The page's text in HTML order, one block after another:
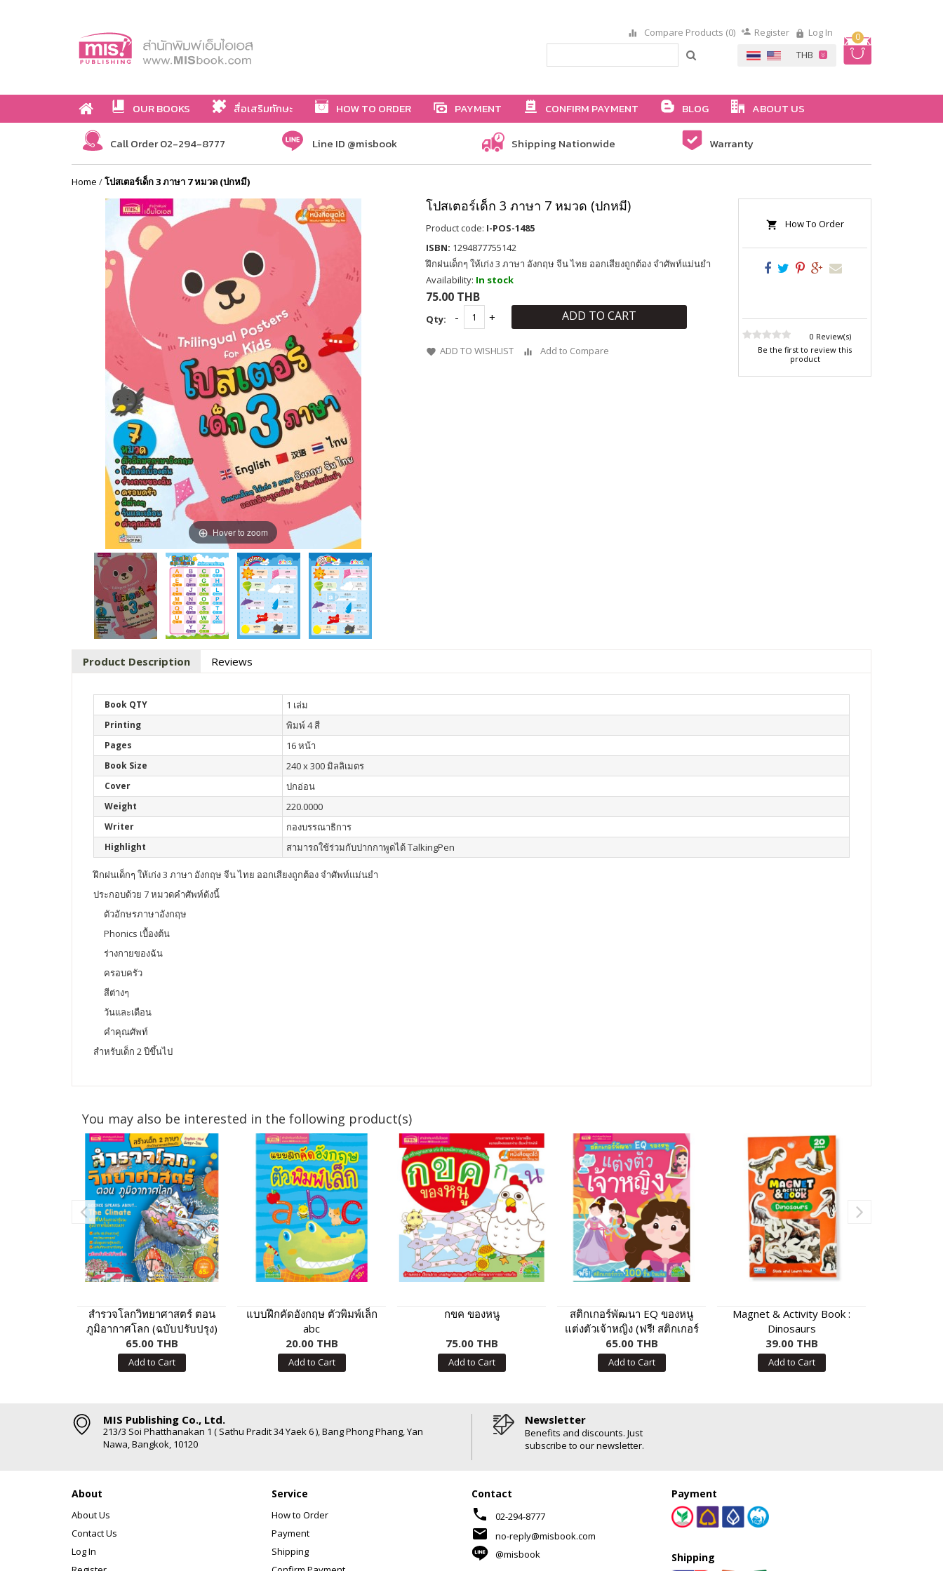
0
Compare Products (0) Register Log In
OUR BOOKS สื่อเสริมทักษะ HOW TO ORDER PAYMENT CONFIRM PAYMENT BLOG ABOUT US
Call Order 02-294-8777 Line ID @misbook Shipping Nationwide Warranty
Home /โปสเตอร์เด็ก 3 ภาษา 7 หมวด (ปกหมี)
Hover to zoom
โปสเตอร์เด็ก 3 ภาษา 7 หมวด (ปกหมี)
Product code: I-POS-1485
ISBN: 1294877755142
ฝึกฝนเด็กๆ ให้เก่ง 3 ภาษา อังกฤษ จีน ไทย ออกเสียงถูกต้อง จำศัพท์แม่นยำ
Availability: In stock
75.00 THB
Qty: ADD TO CART
ADD TO WISHLIST Add to Compare
How To Order
0 Review(s)
Be the first to review this
product
Product Description Reviews
Book QTY 1 เล่ม
Printing พิมพ์ 4 สี
Pages 16 หน้า
Book Size 240 x 300 มิลลิเมตร
Cover ปกอ่อน
Weight 220.0000
Writer กองบรรณาธิการ
Highlight สามารถใช้ร่วมกับปากกาพูดได้ TalkingPen
ฝึกฝนเด็กๆ ให้เก่ง 3 ภาษา อังกฤษ จีน ไทย ออกเสียงถูกต้อง จำศัพท์แม่นยำ
ประกอบด้วย 7 หมวดคำศัพท์ดังนี้
ตัวอักษรภาษาอังกฤษ
Phonics เบื้องต้น
ร่างกายของฉัน
ครอบครัว
สีต่างๆ
วันและเดือน
คำคุณศัพท์
สำหรับเด็ก 2 ปีขึ้นไป
You may also be interested in the following product(s)
สำรวจโลกวิทยาศาสตร์ ตอน
ภูมิอากาศโลก (ฉบับปรับปรุง)
65.00 THB
Add to Cart
แบบฝึกคัดอังกฤษ ตัวพิมพ์เล็ก
abc
20.00 THB
Add to Cart
กขค ของหนู
75.00 THB
Add to Cart
สติกเกอร์พัฒนา EQ ของหนู
แต่งตัวเจ้าหญิง (ฟรี! สติกเกอร์
กว่า 100 ชิ้น ในเล่ม)
65.00 THB
Add to Cart
Magnet & Activity Book :
Dinosaurs
39.00 THB
Add to Cart
MIS Publishing Co., Ltd.
213/3 Soi Phatthanakan 1 ( Sathu Pradit 34 Yaek 6 ), Bang Phong Phang, Yan
Nawa, Bangkok, 10120
Newsletter
Benefits and discounts. Just
subscribe to our newsletter.
About
About Us
Contact Us
Log In
Service
How to Order
Payment
Shipping
Contact
phone 02-294-8777
mail
no-reply@misbook.com
@misbook
Payment
Shipping